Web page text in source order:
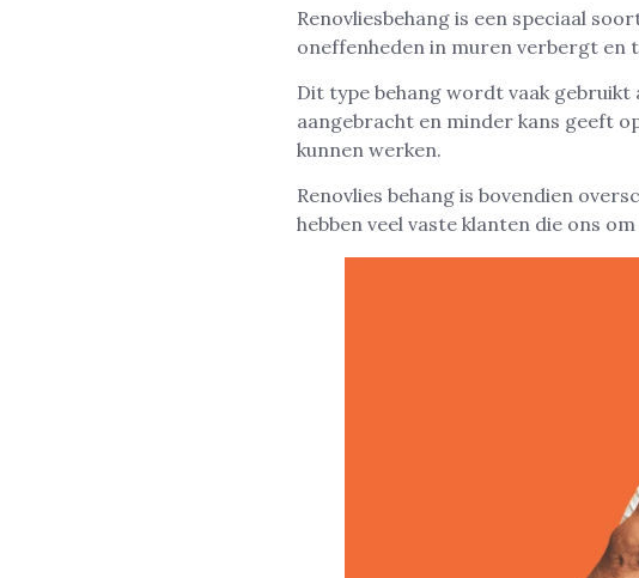
Renovliesbehang is een speciaal
oneffenheden in muren verbergt en
Dit type behang wordt vaak
aangebracht en minder kans geeft
kunnen werken.
Renovlies behang is bovendien
hebben veel vaste klanten die ons